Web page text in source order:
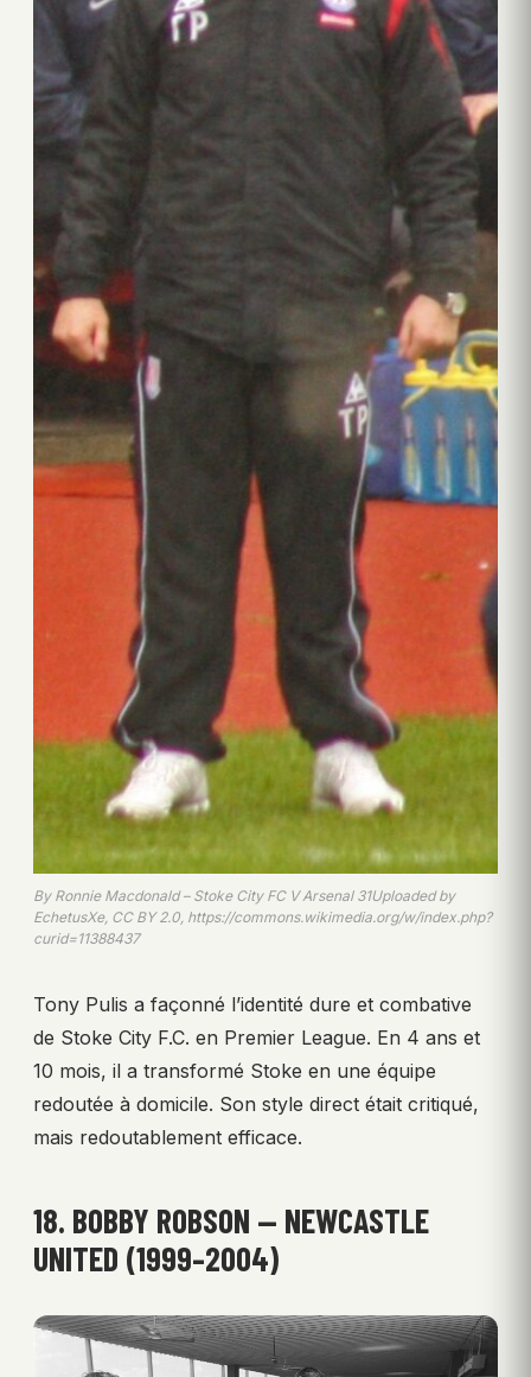
By Ronnie Macdonald – Stoke City FC V Arsenal 31Uploaded by
EchetusXe, CC BY 2.0, https://commons.wikimedia.org/w/index.php?
curid=11388437
Tony Pulis a façonné l’identité dure et combative
de Stoke City F.C. en Premier League. En 4 ans et
10 mois, il a transformé Stoke en une équipe
redoutée à domicile. Son style direct était critiqué,
mais redoutablement efficace.
18. BOBBY ROBSON — NEWCASTLE
UNITED (1999–2004)